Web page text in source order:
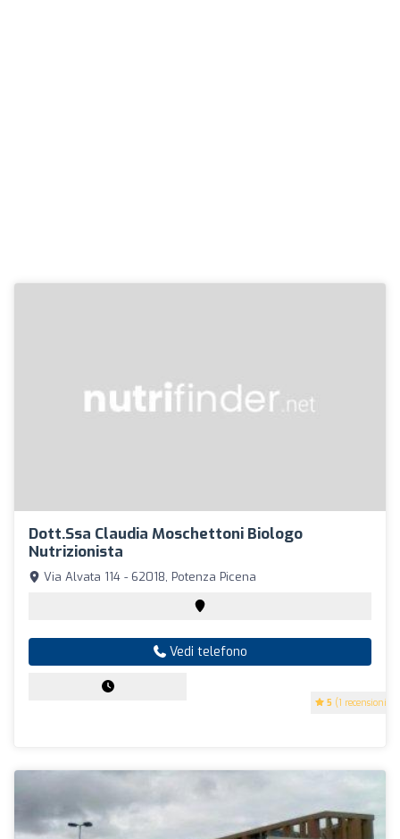
Dott.ssa Claudia Moschettoni Biologo
Nutrizionista
5 (1 recensioni)
Via Alvata 114 - 62018, Potenza Picena
Vedi telefono